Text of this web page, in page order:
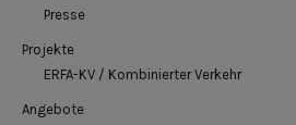
Presse
Projekte
ERFA-KV / Kombinierter Verkehr
Angebote